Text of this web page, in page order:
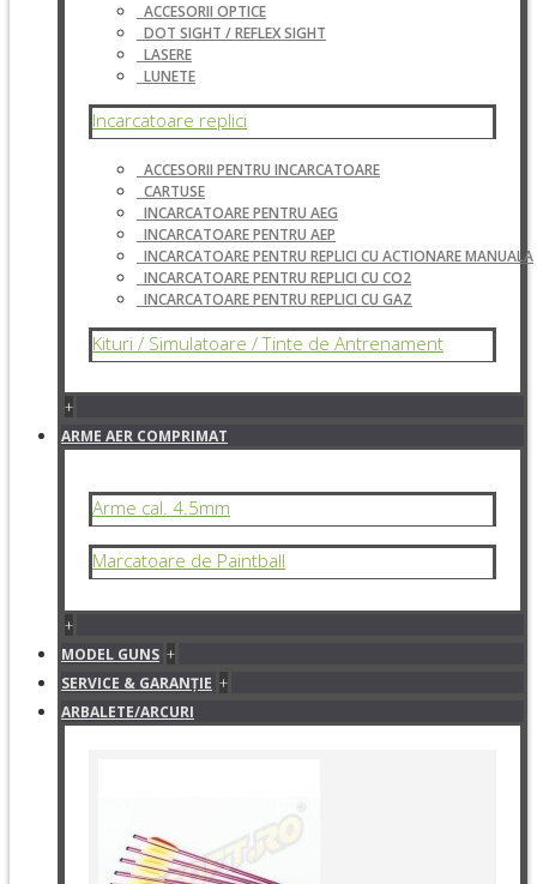
ACCESORII OPTICE
DOT SIGHT / REFLEX SIGHT
LASERE
LUNETE
Incarcatoare replici
ACCESORII PENTRU INCARCATOARE
CARTUSE
INCARCATOARE PENTRU AEG
INCARCATOARE PENTRU AEP
INCARCATOARE PENTRU REPLICI CU ACTIONARE MANUALA
INCARCATOARE PENTRU REPLICI CU CO2
INCARCATOARE PENTRU REPLICI CU GAZ
Kituri / Simulatoare / Tinte de Antrenament
+
ARME AER COMPRIMAT
Arme cal. 4.5mm
Marcatoare de Paintball
+
MODEL GUNS +
SERVICE & GARANŢIE +
ARBALETE/ARCURI